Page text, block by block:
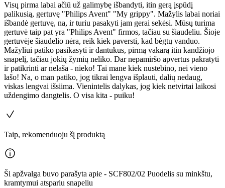
Visų pirma labai ačiū už galimybę išbandyti, itin gerą įspūdį
palikusią, gertuvę "Philips Avent" "My grippy". Mažylis labai noriai
išbandė gertuvę, na, ir turiu pasakyti jam gerai sekėsi. Mūsų turima
gertuvė taip pat yra "Philips Avent" firmos, tačiau su šiaudeliu. Šioje
gertuvėje šiaudelio nėra, reik kiek paversti, kad bėgtų vanduo.
Mažyliui patiko pasikasyti ir dantukus, pirmą vakarą itin kandžiojo
snapelį, tačiau jokių žymių neliko. Dar nepamiršo apvertus pakratyti
ir patikrinti ar nelaša - nieko! Tai mane kiek nustebino, nei vieno
lašo! Na, o man patiko, jog tikrai lengva išplauti, dalių nedaug,
viskas lengvai išsiima. Vienintelis dalykas, jog kiek netvirtai laikosi
uždengimo dangtelis. O visa kita - puiku!
Taip, rekomenduoju šį produktą
Ši apžvalga buvo parašyta apie - SCF802/02 Puodelis su minkštu,
kramtymui atspariu snapeliu